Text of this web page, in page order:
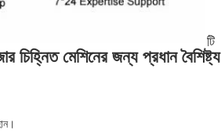
টি
মেশিনের জন্য প্রধান বৈশিষ্ট্য